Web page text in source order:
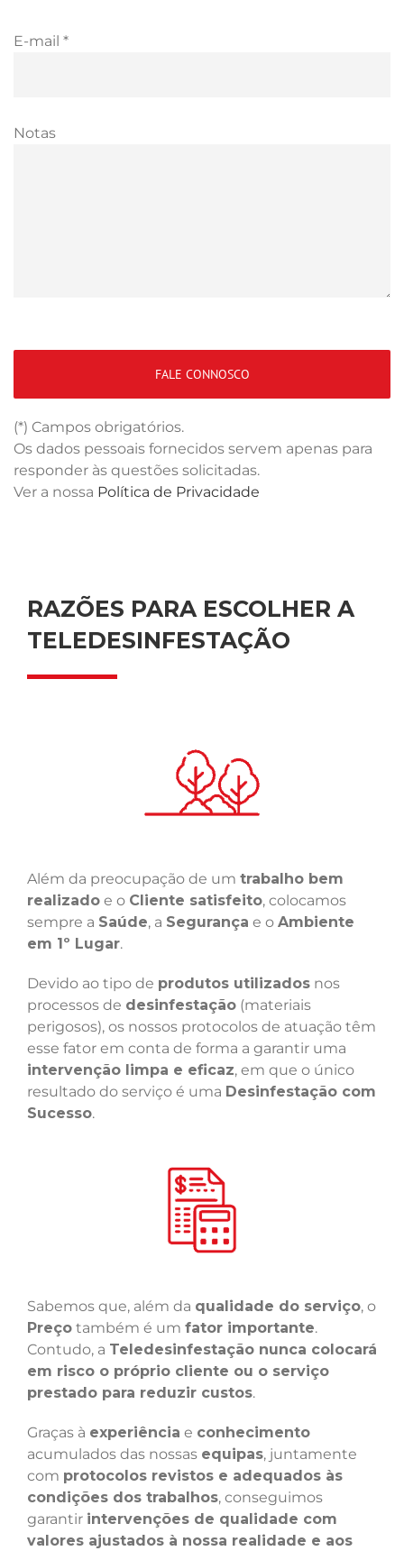
E-mail *
Notas
(*) Campos obrigatórios.
Os dados pessoais fornecidos servem apenas para
responder às questões solicitadas.
Ver a nossa Política de Privacidade
RAZÕES PARA ESCOLHER A
TELEDESINFESTAÇÃO
Além da preocupação de um trabalho bem
realizado e o Cliente satisfeito, colocamos
sempre a Saúde, a Segurança e o Ambiente
em 1º Lugar.
Devido ao tipo de produtos utilizados nos
processos de desinfestação (materiais
perigosos), os nossos protocolos de atuação têm
esse fator em conta de forma a garantir uma
intervenção limpa e eficaz, em que o único
resultado do serviço é uma Desinfestação com
Sucesso.
Sabemos que, além da qualidade do serviço, o
Preço também é um fator importante.
Contudo, a Teledesinfestação nunca colocará
em risco o próprio cliente ou o serviço
prestado para reduzir custos.
Graças à experiência e conhecimento
acumulados das nossas equipas, juntamente
com protocolos revistos e adequados às
condições dos trabalhos, conseguimos
garantir intervenções de qualidade com
valores ajustados à nossa realidade e aos